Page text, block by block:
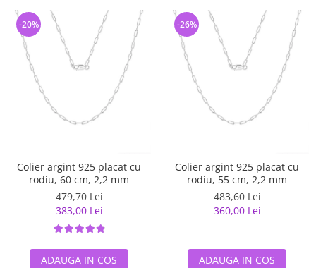
Colier argint 925 placat cu
rodiu, 60 cm, 2,2 mm
479,70 Lei
383,00 Lei
-20%
ADAUGA IN COS
Colier argint 925 placat cu
rodiu, 55 cm, 2,2 mm
483,60 Lei
360,00 Lei
-26%
ADAUGA IN COS